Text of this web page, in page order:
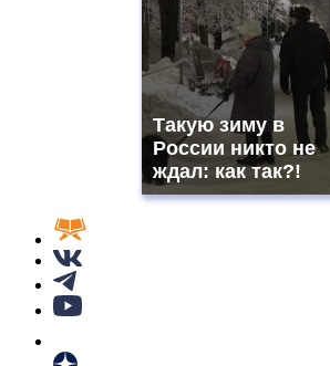
Такую зиму в
России никто не
ждал: как так?!